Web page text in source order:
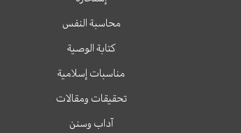
محاسبة النفس
كتابة الوصية
مناسبات إسلامية
تحقيقات ومقالات
آداب وسنن